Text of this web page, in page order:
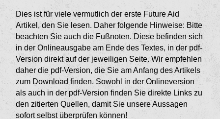
Dies ist für viele vermutlich der erste Future Aid
Artikel, den Sie lesen. Daher folgende Hinweise: Bitte
beachten Sie auch die Fußnoten. Diese befinden sich
in der Onlineausgabe am Ende des Textes, in der pdf-
Version direkt auf der jeweiligen Seite. Wir empfehlen
daher die pdf-Version, die Sie am Anfang des Artikels
zum Download finden. Sowohl in der Onlineversion
als auch in der pdf-Version finden Sie direkte Links zu
den zitierten Quellen, damit Sie unsere Aussagen
sofort selbst überprüfen können!